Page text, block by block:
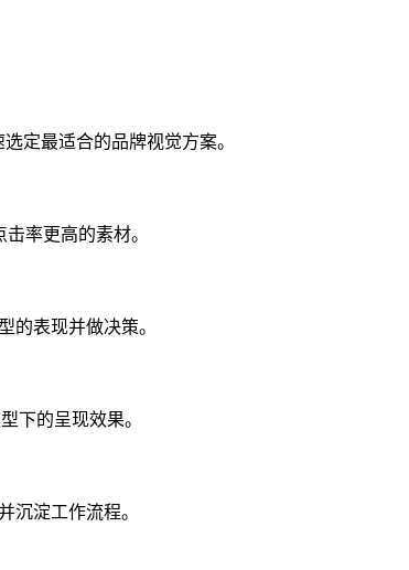
定最适合的品牌视觉方案。
率更高的素材。
的表现并做决策。
下的呈现效果。
沉淀工作流程。